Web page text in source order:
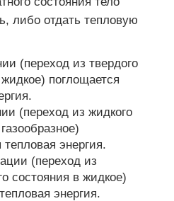
либо отдать тепловую
(переход из твердого
поглощается
(переход из жидкого
тепловая энергия.
(переход из
состояния в жидкое)
энергия.